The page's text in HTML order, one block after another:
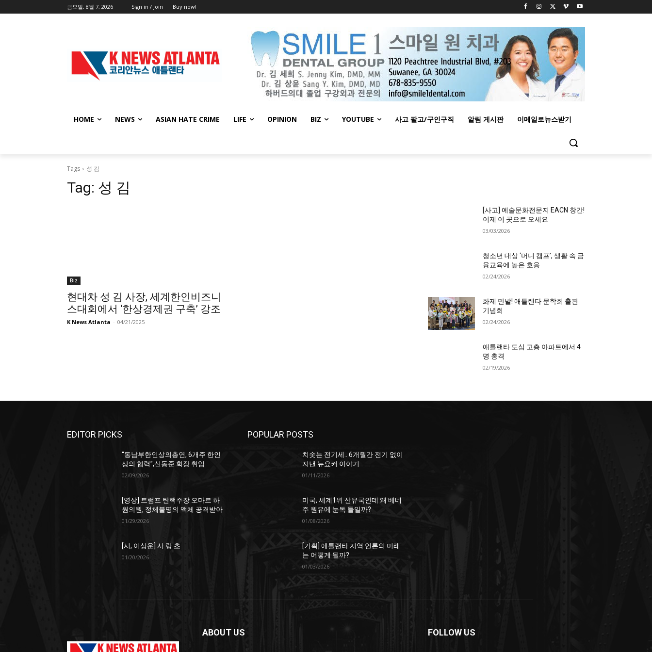
금요일, 8월 7, 2026 Sign in / Join Buy now!
HOME NEWS ASIAN HATE CRIME LIFE OPINION BIZ YOUTUBE 사고 팔고/구인구직 알림 게시판 이메일로뉴스받기
Tags 성 김
Tag: 성 김
Biz
현대차 성 김 사장, 세계한인비즈니
스대회에서 ‘한상경제권 구축’ 강조
K News Atlanta - 04/21/2025
[사고] 예술문화전문지 EACN 창간!
이제 이 곳으로 오세요
03/03/2026
청소년 대상 ‘머니 캠프’, 생활 속 금
융교육에 높은 호응
02/24/2026
화제 만발! 애틀랜타 문학회 출판
기념회
02/24/2026
애틀랜타 도심 고층 아파트에서 4
명 총격
02/19/2026
EDITOR PICKS
“동남부한인상의총연, 6개주 한인
상의 협력”,신동준 회장 취임
02/09/2026
[영상] 트럼프 탄핵주장 오마르 하
원의원, 정체불명의 액체 공격받아
01/29/2026
[시, 이상운] 사 랑 초
01/20/2026
POPULAR POSTS
치솟는 전기세.. 6개월간 전기 없이
지낸 뉴요커 이야기
01/11/2026
미국, 세계1위 산유국인데 왜 베네
주 원유에 눈독 들일까?
01/08/2026
[기획] 애틀랜타 지역 언론의 미래
는 어떻게 될까?
01/03/2026
ABOUT US FOLLOW US